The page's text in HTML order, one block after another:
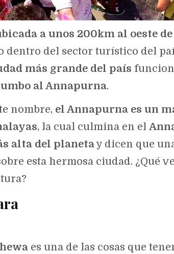
a unos 200km al oeste
dentro del sector turístico del
más grande del país
al Annapurna.
nombre, el Annapurna es un
, la cual culmina en el
alta del planetay dicen que
esta hermosa ciudad. ¿Qué
es una de las cosas que